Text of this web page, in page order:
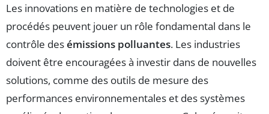
Les innovations en matière de technologies et de
procédés peuvent jouer un rôle fondamental dans le
contrôle desémissions polluantes. Les industries
doivent être encouragées à investir dans de nouvelles
solutions, comme des outils de mesure des
performances environnementales et des systèmes